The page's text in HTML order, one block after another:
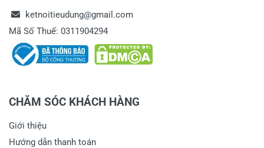
ketnoitieudung@gmail.com
Mã Số Thuế: 0311904294
CHĂM SÓC KHÁCH HÀNG
Giới thiệu
Hướng dẫn thanh toán